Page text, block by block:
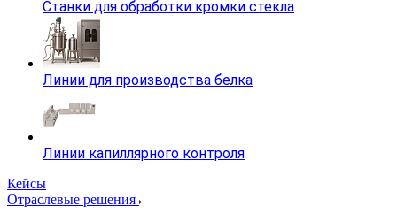
Станки для обработки кромки стекла
Линии для производства белка
Линии капиллярного контроля
Кейсы
Отраслевые решения